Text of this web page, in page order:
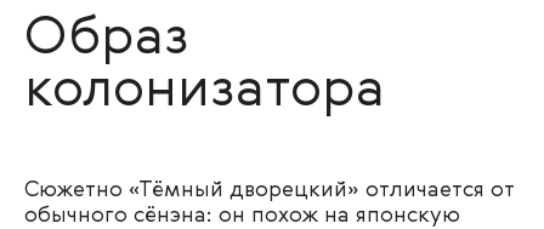
Образ
колонизатора
Сюжетно «Тёмный дворецкий» отличается от
обычного сёнэна: он похож на японскую